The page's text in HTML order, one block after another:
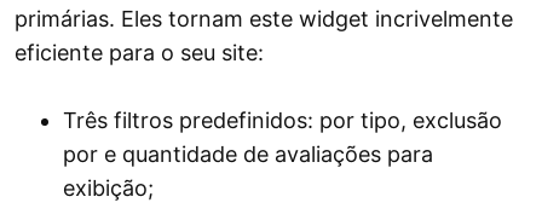
primárias. Eles tornam este widget incrivelmente
eficiente para o seu site:
Três filtros predefinidos: por tipo, exclusão
por e quantidade de avaliações para
exibição;